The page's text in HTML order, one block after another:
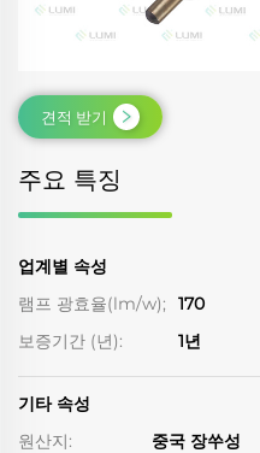
주요 특징
업계별 속성
램프 광효율(lm/w);
170
보증기간 (년):
1년
기타 속성
원산지:
중국 장쑤성
견적 받기